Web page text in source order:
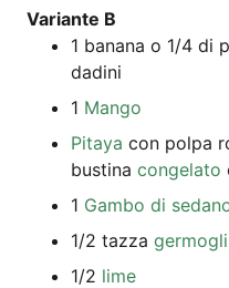
Vari­an­te B
1 bana­na o 1/4 di
dadini
1 Man­go
Pita­ya con pol­pa
bus­ti­na con­ge­la­to
1 Gam­bo di
1/2 taz­za ger­mog­li
1/2 lime